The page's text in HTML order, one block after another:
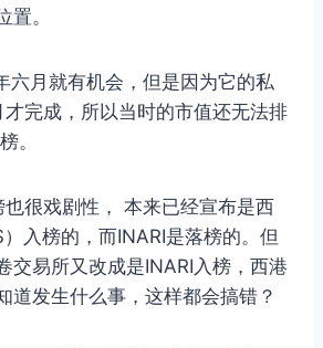
置。
六月就有机会，但是因为它的私
完成，所以当时的市值还无法排
。
很戏剧性， 本来已经宣布是西
入榜的，而INARI是落榜的。但
交易所又改成是INARI入榜，西港
道发生什么事，这样都会搞错？